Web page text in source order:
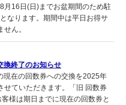
月16日(日)までお盆期間のため駐
なります。期間中は平日お得サ
ん。
換終了のお知らせ
現在の回数券への交換を2025年
せていただきます。「旧 回数券
様は期日までに現在の回数券と